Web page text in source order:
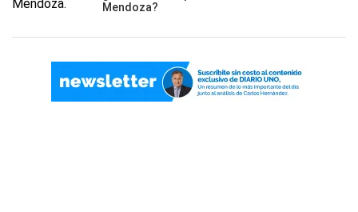
Mendoza?